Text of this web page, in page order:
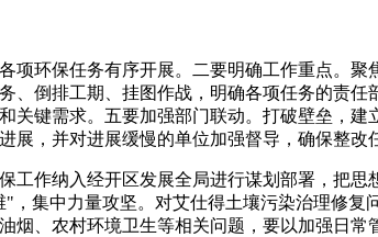
环保任务有序开展。二要明确工作重点。聚
倒排工期、挂图作战，明确各项任务的责任
键需求。五要加强部门联动。打破壁垒，建
，并对进展缓慢的单位加强督导，确保整改
作纳入经开区发展全局进行谋划部署，把思
集中力量攻坚。对艾仕得土壤污染治理修复
、农村环境卫生等相关问题，要以加强日常